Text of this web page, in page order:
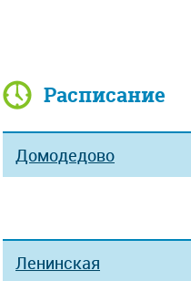
Расписание
Домодедово
Ленинская